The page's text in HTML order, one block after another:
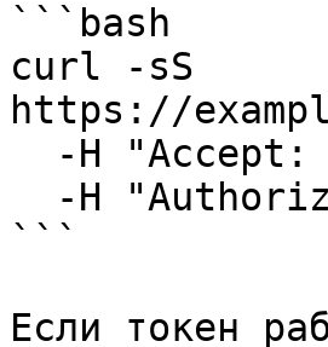
```bash
curl -sS
https://
```
Если токен